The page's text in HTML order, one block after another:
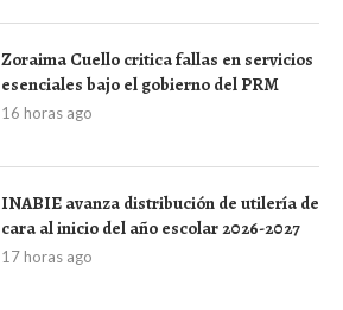
Zoraima Cuello critica fallas en servicios
esenciales bajo el gobierno del PRM
16 horas ago
INABIE avanza distribución de utilería de
cara al inicio del año escolar 2026-2027
17 horas ago